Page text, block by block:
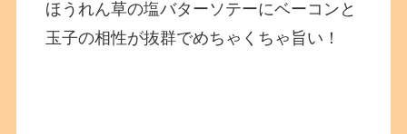
ほうれん草の塩バターソテーにベーコンと
玉子の相性が抜群でめちゃくちゃ旨い！